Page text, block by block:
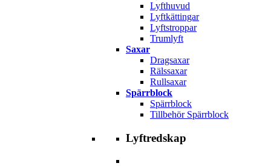
Lyfthuvud
Lyftkättingar
Lyftstroppar
Trumlyft
Saxar
Dragsaxar
Rälssaxar
Rullsaxar
Spärrblock
Spärrblock
Tillbehör Spärrblock
Lyftredskap